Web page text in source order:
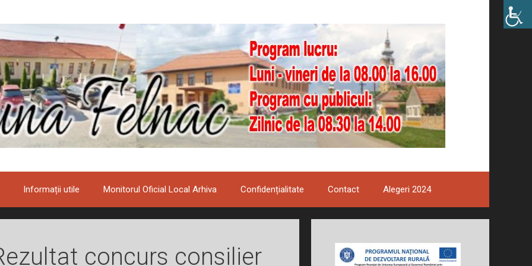
Informații utile Monitorul Oficial Local Arhiva Confidențialitate Contact Alegeri 2024
concurs consilier